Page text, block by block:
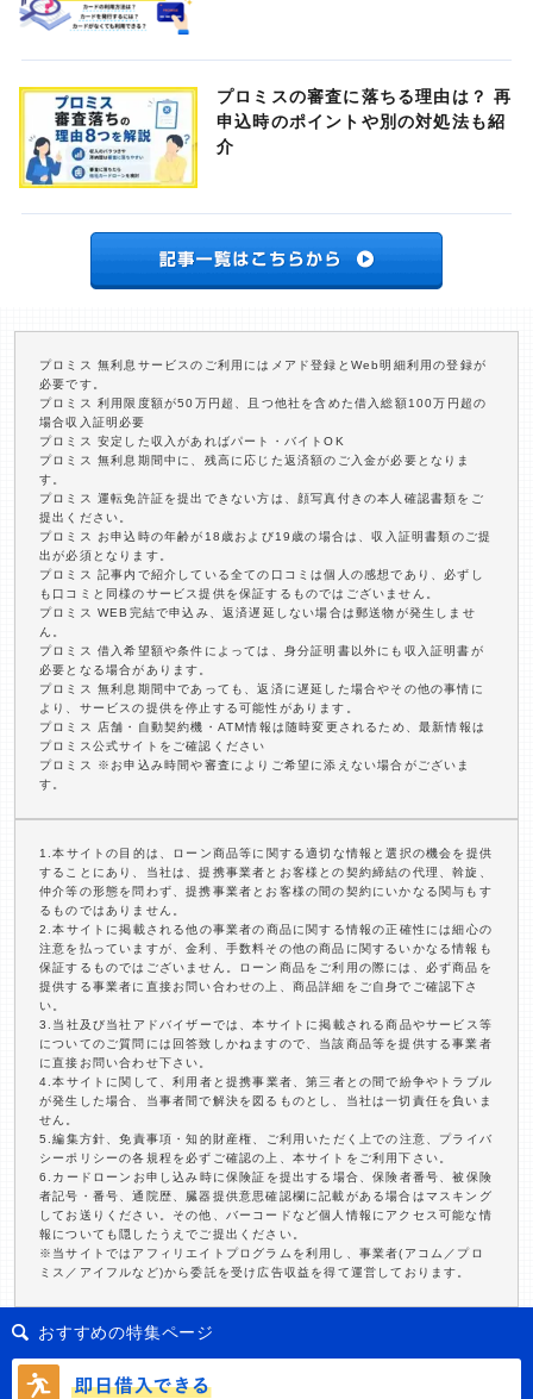
プロミスの審査に落ちる理由は？ 再
申込時のポイントや別の対処法も紹
介
プロミス 無利息サービスのご利用にはメアド登録とWeb明細利用の登録が
必要です。
プロミス 利用限度額が50万円超、且つ他社を含めた借入総額100万円超の
場合収入証明必要
プロミス 安定した収入があればパート・バイトOK
プロミス 無利息期間中に、残高に応じた返済額のご入金が必要となりま
す。
プロミス 運転免許証を提出できない方は、顔写真付きの本人確認書類をご
提出ください。
プロミス お申込時の年齢が18歳および19歳の場合は、収入証明書類のご提
出が必須となります。
プロミス 記事内で紹介している全ての口コミは個人の感想であり、必ずし
も口コミと同様のサービス提供を保証するものではございません。
プロミス WEB完結で申込み、返済遅延しない場合は郵送物が発生しませ
ん。
プロミス 借入希望額や条件によっては、身分証明書以外にも収入証明書が
必要となる場合があります。
プロミス 無利息期間中であっても、返済に遅延した場合やその他の事情に
より、サービスの提供を停止する可能性があります。
プロミス 店舗・自動契約機・ATM情報は随時変更されるため、最新情報は
プロミス公式サイトをご確認ください
プロミス ※お申込み時間や審査によりご希望に添えない場合がございま
す。
1.本サイトの目的は、ローン商品等に関する適切な情報と選択の機会を提供
することにあり、当社は、提携事業者とお客様との契約締結の代理、斡旋、
仲介等の形態を問わず、提携事業者とお客様の間の契約にいかなる関与もす
るものではありません。
2.本サイトに掲載される他の事業者の商品に関する情報の正確性には細心の
注意を払っていますが、金利、手数料その他の商品に関するいかなる情報も
保証するものではございません。ローン商品をご利用の際には、必ず商品を
提供する事業者に直接お問い合わせの上、商品詳細をご自身でご確認下さ
い。
3.当社及び当社アドバイザーでは、本サイトに掲載される商品やサービス等
についてのご質問には回答致しかねますので、当該商品等を提供する事業者
に直接お問い合わせ下さい。
4.本サイトに関して、利用者と提携事業者、第三者との間で紛争やトラブル
が発生した場合、当事者間で解決を図るものとし、当社は一切責任を負いま
せん。
5.編集方針、免責事項・知的財産権、ご利用いただく上での注意、プライバ
シーポリシーの各規程を必ずご確認の上、本サイトをご利用下さい。
6.カードローンお申し込み時に保険証を提出する場合、保険者番号、被保険
者記号・番号、通院歴、臓器提供意思確認欄に記載がある場合はマスキング
してお送りください。その他、バーコードなど個人情報にアクセス可能な情
報についても隠したうえでご提出ください。
※当サイトではアフィリエイトプログラムを利用し、事業者(アコム／プロ
ミス／アイフルなど)から委託を受け広告収益を得て運営しております。
おすすめの特集ページ